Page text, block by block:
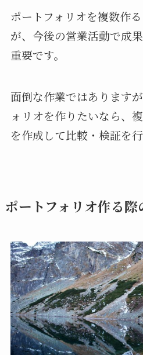
ポートフォリオを複数作
が、今後の営業活動で成
重要です。
面倒な作業ではあります
ォリオを作りたいなら、
を作成して比較・検証を行
ポートフォリオ作る